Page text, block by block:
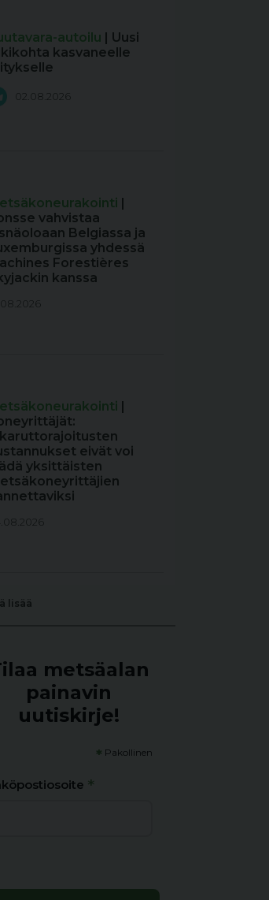
autoilu | Uusi
kasvaneelle
02.08.2026
|
vahvistaa
Belgiassa ja
yhdessä
Forestières
kanssa
|
eivät voi
yksittäisten
lisää
metsäalan
painavin
uutiskirje!
* Pakollinen
*